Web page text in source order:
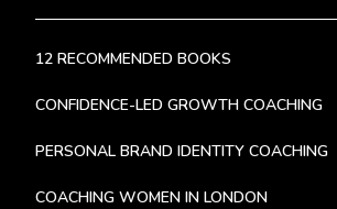
12 RECOMMENDED BOOKS
CONFIDENCE-LED GROWTH COACHING
PERSONAL BRAND IDENTITY COACHING
COACHING WOMEN IN LONDON